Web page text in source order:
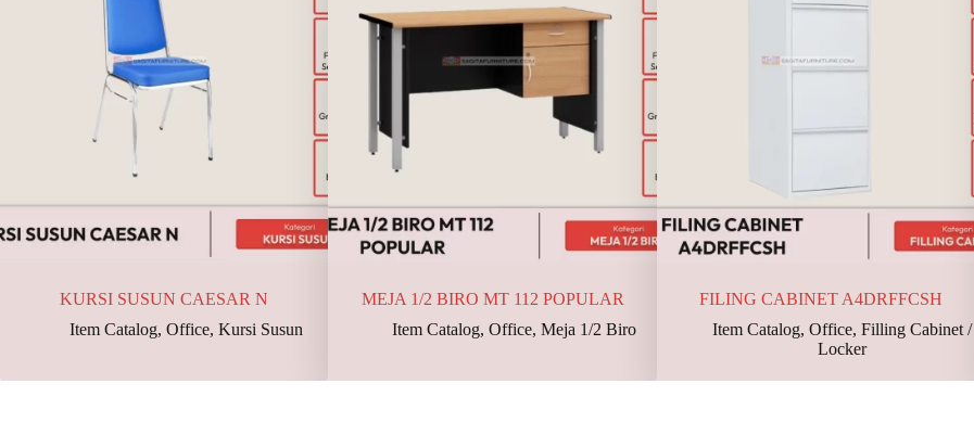
KURSI SUSUN CAESAR N
Item Catalog, Office, Kursi Susun
MEJA 1/2 BIRO MT 112 POPULAR
Item Catalog,Office,Meja 1/2 Biro
FILING CABINET A4DRFFCSH
Item Catalog,Office,Filling Cabinet /
Locker